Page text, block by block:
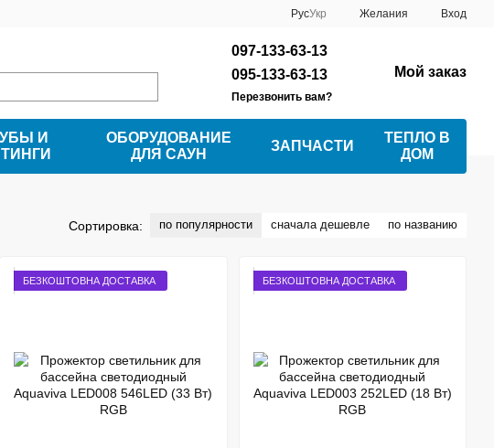
РусУкр Желания Вход
097-133-63-13
095-133-63-13
Перезвонить вам?
Мой заказ
И
ОБОРУДОВАНИЕ
ДЛЯ САУН
ЗАПЧАСТИ
ТЕПЛО В
ДОМ
Сортировка: по популярности сначала дешевле по названию
БЕЗКОШТОВНА ДОСТАВКА БЕЗКОШТОВНА ДОСТАВКА